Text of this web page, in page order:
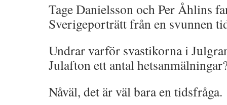
Tage Danielsson och Per Åhlins
Sverigeporträtt från en svunnen
Undrar varför svastikorna i
Julafton ett antal
Nåväl, det är väl bara en tidsfråga.